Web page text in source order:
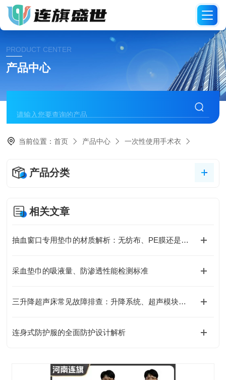
PRODUCT CENTER
产品中心
当前位置：首页 产品中心 一次性使用手术衣
产品分类
相关文章
抽血窗口专用垫巾的材质解析：无纺布、PE膜还是复合型更好？
采血垫巾的吸液量、防渗透性能检测标准
三升降超声床常见故障排查：升降系统、超声模块问题处理
连身式防护服的全面防护设计解析